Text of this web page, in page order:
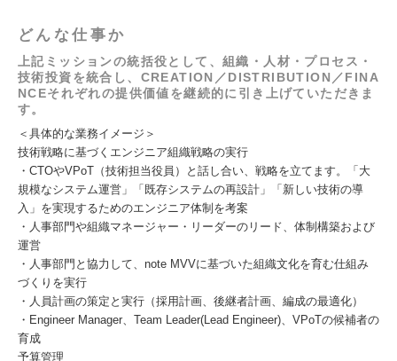
どんな仕事か
上記ミッションの統括役として、組織・人材・プロセス・
技術投資を統合し、CREATION／DISTRIBUTION／FINA
NCEそれぞれの提供価値を継続的に引き上げていただきま
す。
＜具体的な業務イメージ＞
技術戦略に基づくエンジニア組織戦略の実行
・CTOやVPoT（技術担当役員）と話し合い、戦略を立てます。「大
規模なシステム運営」「既存システムの再設計」「新しい技術の導
入」を実現するためのエンジニア体制を考案
・人事部門や組織マネージャー・リーダーのリード、体制構築および
運営
・人事部門と協力して、note MVVに基づいた組織文化を育む仕組み
づくりを実行
・人員計画の策定と実行（採用計画、後継者計画、編成の最適化）
・Engineer Manager、Team Leader(Lead Engineer)、VPoTの候補者の
育成
予算管理